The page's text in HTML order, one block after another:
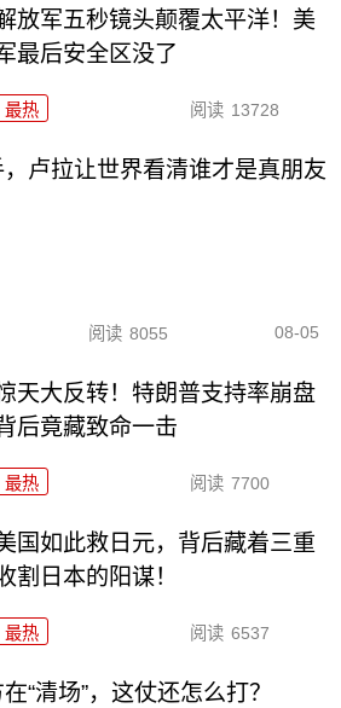
放军五秒镜头颠覆太平洋！美
最后安全区没了
最热 阅读 13728
卢拉让世界看清谁才是真朋友
阅读 8055 08-05
天大反转！特朗普支持率崩盘
后竟藏致命一击
最热 阅读 7700
国如此救日元，背后藏着三重
割日本的阳谋！
最热 阅读 6537
“清场”，这仗还怎么打？